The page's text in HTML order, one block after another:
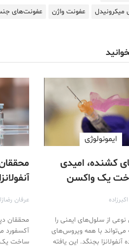
میکرونیدل
عفونت واژن عفونت‌های
ایمونولوژی
کشنده، امیدی
یک واکسن
نوعی از سلول‌های ایمنی را
می‌تواند با همه ویروس‌های
بجنگد. این یافته
عرفان
محققان
آکسفورد
ساخت یک